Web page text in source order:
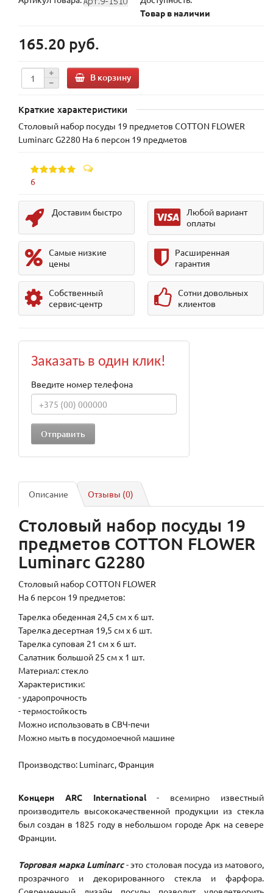
Товар в наличии
165.20 руб.
В корзину
Краткие характеристики
Столовый набор посуды 19 предметов COTTON FLOWER
Luminarc G2280 На 6 персон 19 предметов
6
Доставим быстро
Любой вариант
оплаты
Самые низкие
цены
Расширенная
гарантия
Собственный
сервис-центр
Сотни довольных
клиентов
Заказать в один клик!
Введите номер телефона
Описание Отзывы (0)
Столовый набор посуды 19
предметов COTTON FLOWER
Luminarc G2280
Столовый набор COTTON FLOWER
На 6 персон 19 предметов:
Тарелка обеденная 24,5 см х 6 шт.
Тарелка десертная 19,5 см х 6 шт.
Тарелка суповая 21 см х 6 шт.
Салатник большой 25 см х 1 шт.
Материал: стекло
Характеристики:
- ударопрочность
- термостойкость
Можно использовать в СВЧ-печи
Можно мыть в посудомоечной машине
Производство: Luminarc, Франция
Концерн ARC International- всемирно известный
производитель высококачественной продукции из стекла
был создан в 1825 году в небольшом городе Арк на севере
Франции.
Торговая марка Luminarc- это столовая посуда из матового,
прозрачного и декорированного стекла и фарфора.